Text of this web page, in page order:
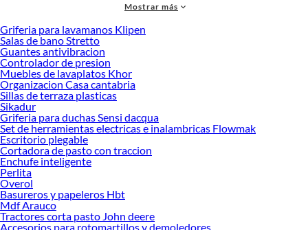
accesorios de calidad que te ayudarán a crear un espacio más tú.
Desde remodelaciones hasta proyectos de decoración, estamos aquí para hacer
tus ideas realidad. ¡Visítanos y encuentra todo lo que tenemos para ofrecerte en
Colchones cuna!
Explora la variedad de productos de Colchones cuna en Sodimac
Herramientas, materiales y accesorios de calidad para tus proyectos y
renovación de espacios. ¡Visítanos y descubre todo lo que tenemos para
ofrecerte!
Encuentra una amplia variedad de productos de Colchones cuna en Sodimac.
Encuentra todo lo necesario para tus proyectos de renovación y decoración.
¡Visítanos y haz tus ideas realidad!
Mostrar más
Griferia para lavamanos Klipen
Salas de bano Stretto
Guantes antivibracion
Controlador de presion
Muebles de lavaplatos Khor
Organizacion Casa cantabria
Sillas de terraza plasticas
Sikadur
Griferia para duchas Sensi dacqua
Set de herramientas electricas e inalambricas Flowmak
Escritorio plegable
Cortadora de pasto con traccion
Enchufe inteligente
Perlita
Overol
Basureros y papeleros Hbt
Mdf Arauco
Tractores corta pasto John deere
Accesorios para rotomartillos y demoledores